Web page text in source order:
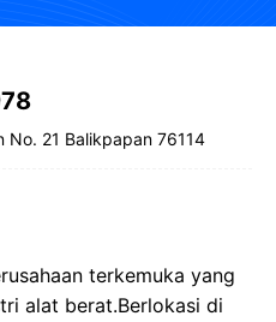
No. 21 Balikpapan 76114
terkemuka yang
alat berat.Berlokasi di